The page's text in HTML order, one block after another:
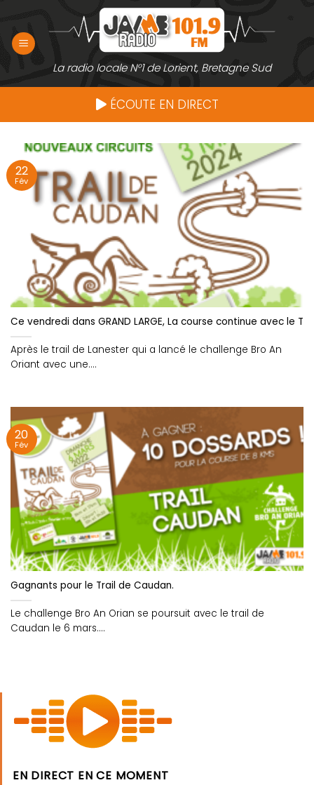
contenu
La radio locale N°1 de Lorient, Bretagne Sud
ÉCOUTE EN DIRECT
Ce vendredi dans GRAND LARGE, La course continue avec le
Après le trail de Lanester qui a lancé le challenge Bro An
Oriant avec une....
22
Fév
Gagnants pour le Trail de Caudan.
Le challenge Bro An Orian se poursuit avec le trail de
Caudan le 6 mars....
20
Fév
EN DIRECT EN CE MOMENT